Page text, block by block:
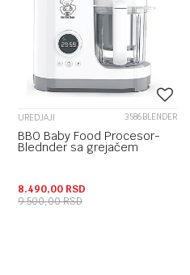
UREDJAJI 3586BLENDER
BBO Baby Food Procesor-
Blednder sa grejačem
8.490,00 RSD
9.500,00RSD